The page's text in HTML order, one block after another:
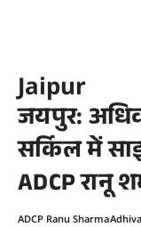
Jaipur
जयपुर:
सर्किल में
ADCP रानू
ADCP Ranu Sharma